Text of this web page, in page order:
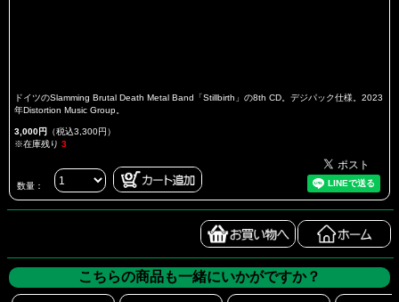
ドイツのSlamming Brutal Death Metal Band「Stillbirth」の8th CD。デジパック仕様。2023
年Distortion Music Group。
3,000円 （税込3,300円）
※在庫残り 3
数量：
こちらの商品も一緒にいかがですか？